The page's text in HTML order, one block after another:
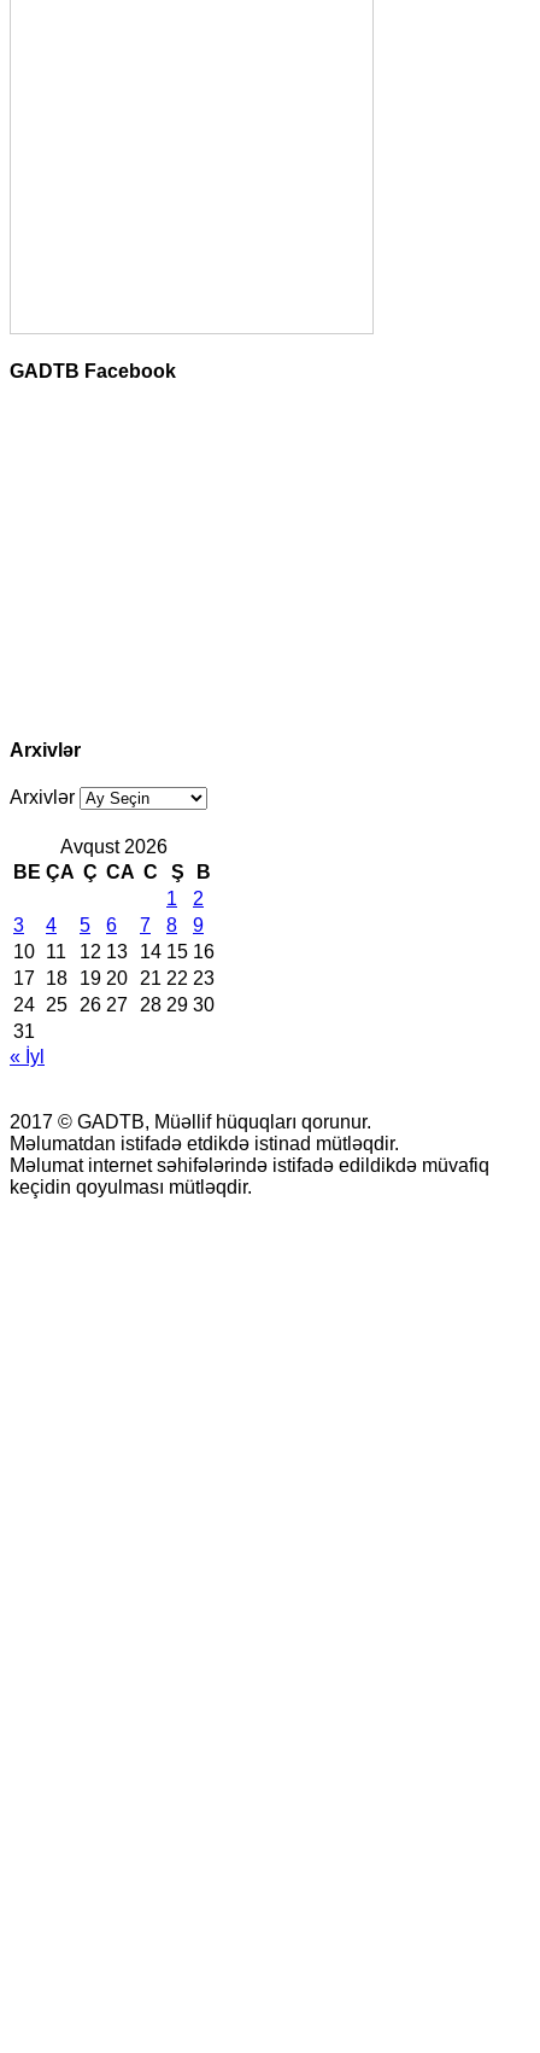
GADTB Facebook
Arxivlər
Arxivlər
Avqust 2026
BE ÇA Ç CA C Ş
B
1
2
3
4 5 6 7 8
9
10 11 12 13 14 15 16
17 18 19 20 21 22 23
24 25 26 27 28 29 30
31
« İyl
2017 © GADTB, Müəllif hüquqları qorunur.
Məlumatdan istifadə etdikdə istinad mütləqdir.
Məlumat internet səhifələrində istifadə edildikdə müvafiq
keçidin qoyulması mütləqdir.